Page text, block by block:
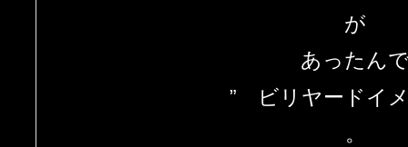
が
あったん
” ビリヤードイ
。